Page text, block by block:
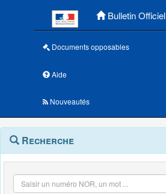
Bulletin Officiel
Documents opposables
Aide
Nouveautés
Navigation
outils
Menu
contextuel
Recherche